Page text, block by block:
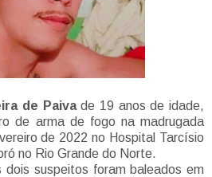
de Paivade 19 anos de idade,
de arma de fogo na madrugada
de 2022 no Hospital Tarcísio
no Rio Grande do Norte.
dois suspeitos foram baleados em